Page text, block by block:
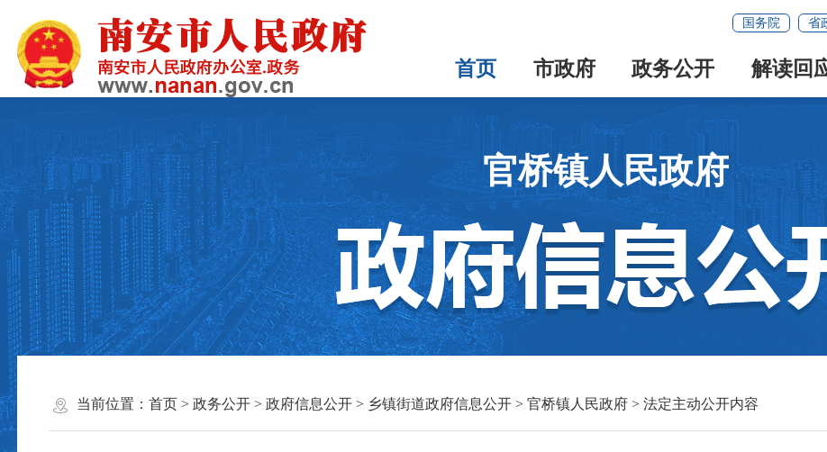
国务院 省
首页 市政府 政务公开 解读回
官桥镇人民政府
当前位置： 首页> 政务公开> 政府信息公开> 乡镇街道政府信息公开> 官桥镇人民政府> 法定主动公开内容